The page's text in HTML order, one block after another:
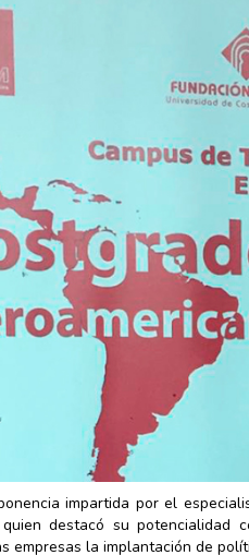
impartida por el
quien destacó su potencialidad
empresas la implantación de